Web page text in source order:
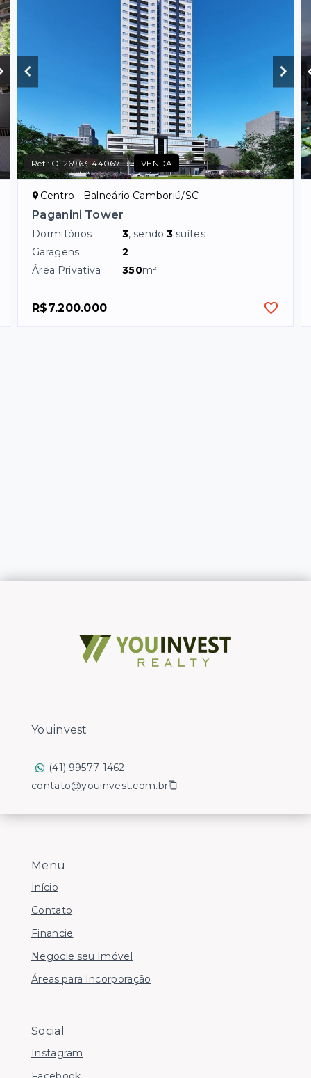
Ref.: O-26963-44067 VENDA
Centro - Balneário Camboriú/SC
Paganini Tower
Dormitórios 3, sendo3 suítes
Garagens
2
Área Privativa
350m²
R$7.200.000
Menu
Início
Contato
Financie
Negocie seu Imóvel
Áreas para Incorporação
Social
Instagram
Youinvest
(41) 99577-1462
contato@youinvest.com.br